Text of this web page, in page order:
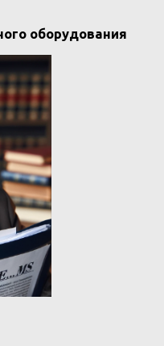
оборудования